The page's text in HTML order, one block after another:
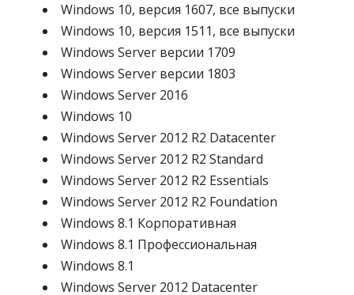
Windows 10, версия 1607, все выпуски
Windows 10, версия 1511, все выпуски
Windows Server версии 1709
Windows Server версии 1803
Windows Server 2016
Windows 10
Windows Server 2012 R2 Datacenter
Windows Server 2012 R2 Standard
Windows Server 2012 R2 Essentials
Windows Server 2012 R2 Foundation
Windows 8.1 Корпоративная
Windows 8.1 Профессиональная
Windows 8.1
Windows Server 2012 Datacenter